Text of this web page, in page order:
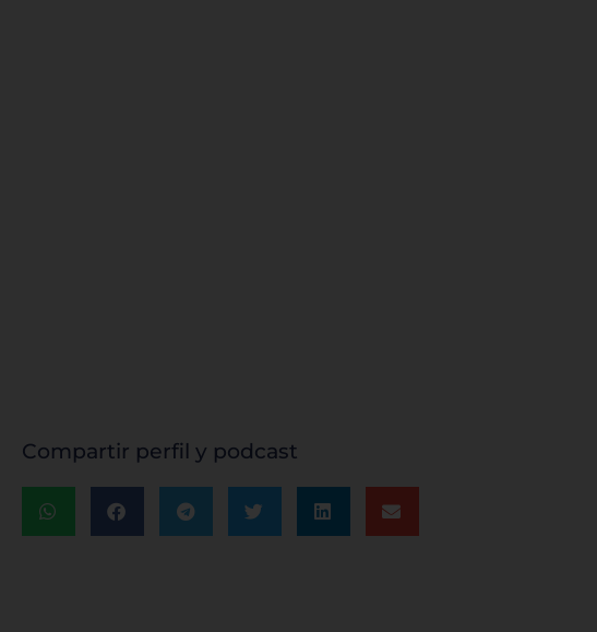
Compartir perfil y podcast